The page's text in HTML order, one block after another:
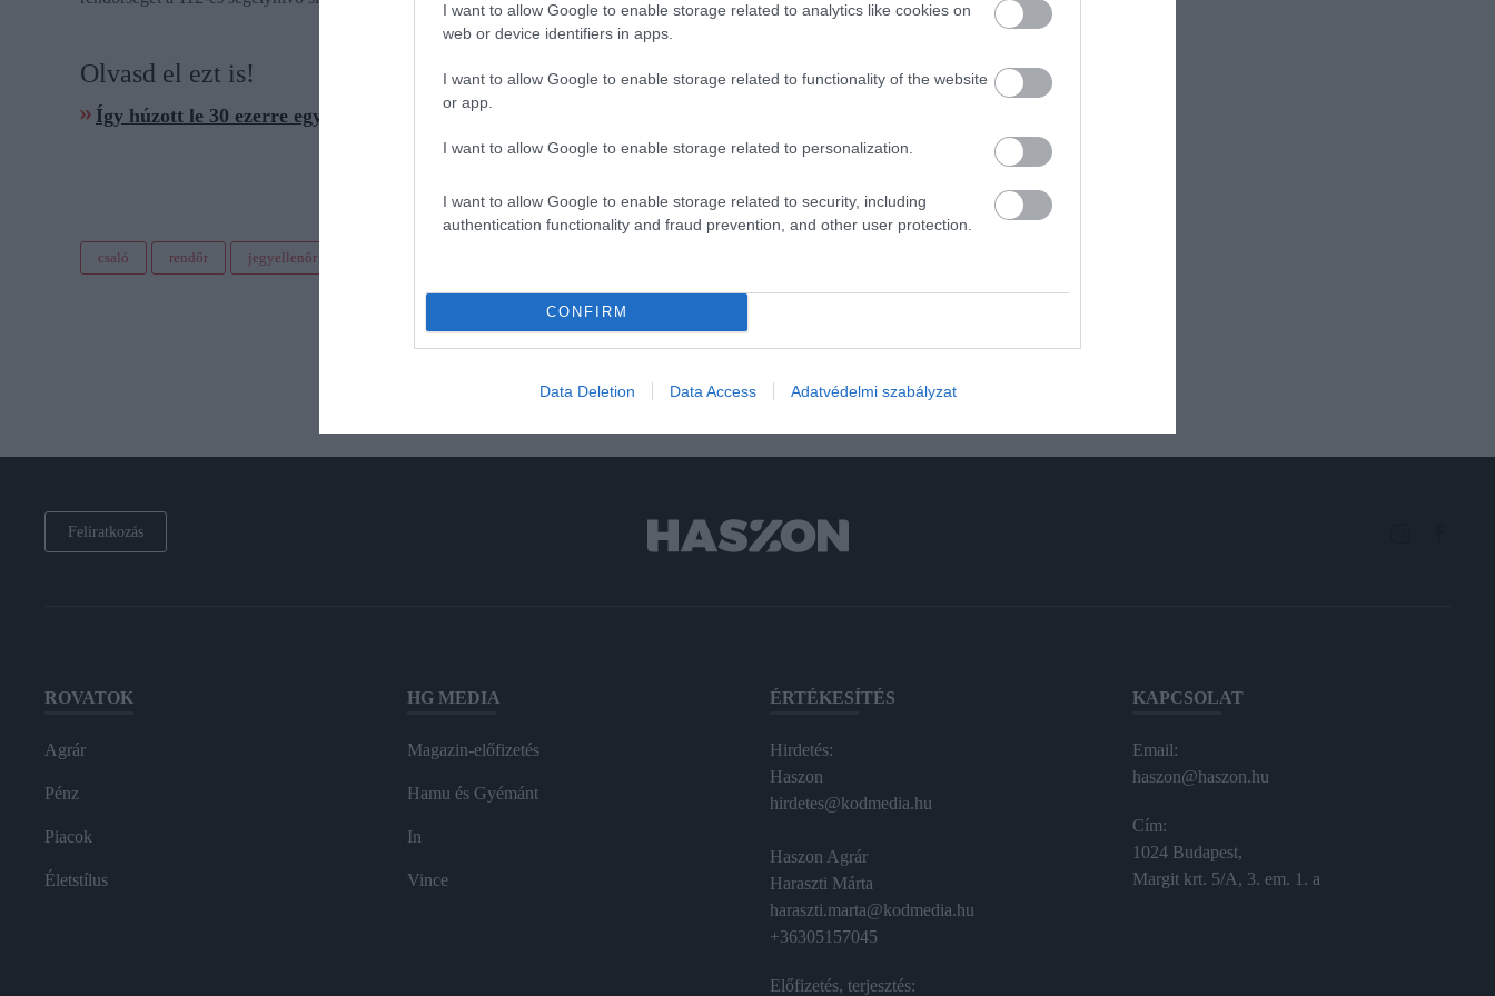
I want to allow Google to enable storage related to analytics like cookies on
web or device identifiers in apps.
I want to allow Google to enable storage related to functionality of the website
or app.
I want to allow Google to enable storage related to personalization.
I want to allow Google to enable storage related to security, including
authentication functionality and fraud prevention, and other user protection.
CONFIRM
Data Deletion Data Access Adatvédelmi szabályzat
Olvasd el ezt is!
Így húzott le 30 ezerre egy sofőrt a pofátlan álrendőr
csaló rendőr jegyellenőr
Feliratkozás
ROVATOK
Agrár
Pénz
Piacok
Életstílus
HG MEDIA
Magazin-előfizetés
Hamu és Gyémánt
In
Vince
ÉRTÉKESÍTÉS
Hirdetés:
Haszon
hirdetes@kodmedia.hu
Haszon Agrár
Haraszti Márta
haraszti.marta@kodmedia.hu
+36305157045
Előfizetés, terjesztés:
KAPCSOLAT
Email:
haszon@haszon.hu
Cím:
1024 Budapest,
Margit krt. 5/A, 3. em. 1. a